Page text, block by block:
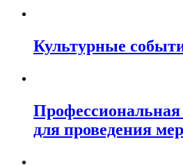
Культурные
для проведения